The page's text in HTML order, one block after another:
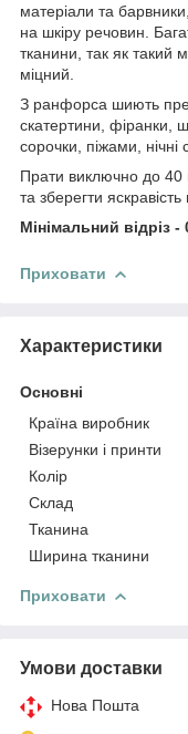
матеріали та
на шкіру речовин.
тканини, так як такий
міцний.
З ранфорса шиють
скатертини, фіранки,
сорочки, піжами, нічні
Прати виключно до 40
та зберегти
Мінімальний відріз -
Приховати
Характеристики
Основні
Країна виробник
Візерунки і принти
Колір
Склад
Тканина
Ширина тканини
Приховати
Умови доставки
Нова Пошта